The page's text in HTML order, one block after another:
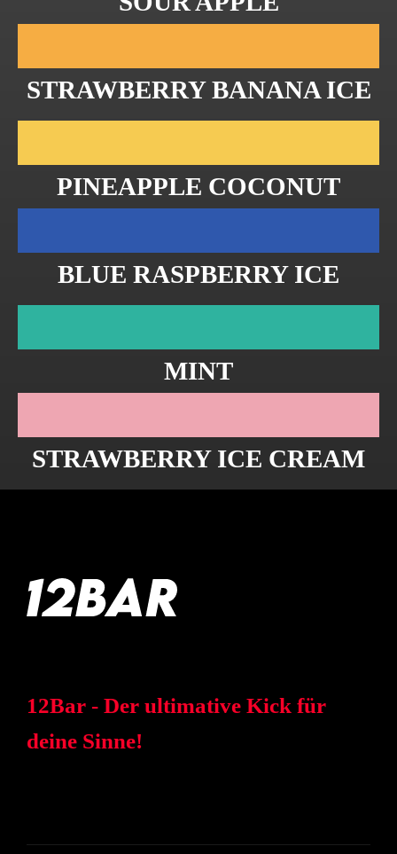
STRAWBERRY BANANA ICE
PINEAPPLE COCONUT
BLUE RASPBERRY ICE
MINT
STRAWBERRY ICE CREAM
12Bar - Der ultimative Kick für
deine Sinne!